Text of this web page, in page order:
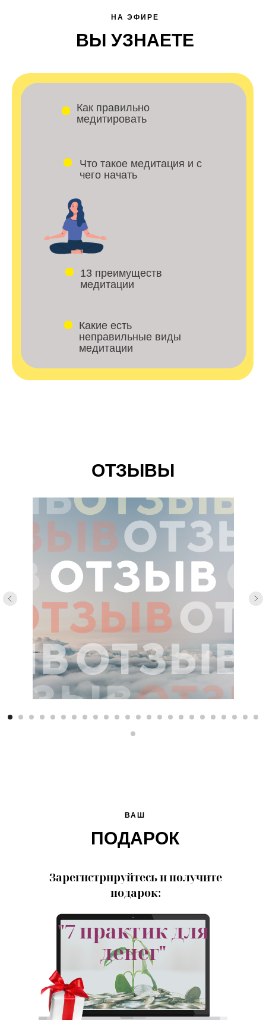
ВЫ УЗНАЕТЕ
НА ЭФИРЕ
Какие есть
неправильные виды
медитации
Что такое медитация и с
чего начать
Как правильно
медитировать
13 преимуществ
медитации
ОТЗЫВЫ
ПОДАРОК
ВАШ
Зарегистрируйтесь и получите
подарок:
"7 практик для
денег"